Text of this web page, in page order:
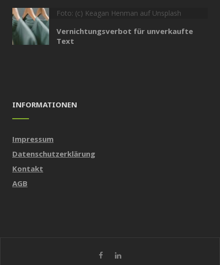
Foto: (c) Keagan Henman auf Unsplash
Vernichtungsverbot für unverkaufte
Text
INFORMATIONEN
Impressum
Datenschutzerklärung
Kontakt
AGB